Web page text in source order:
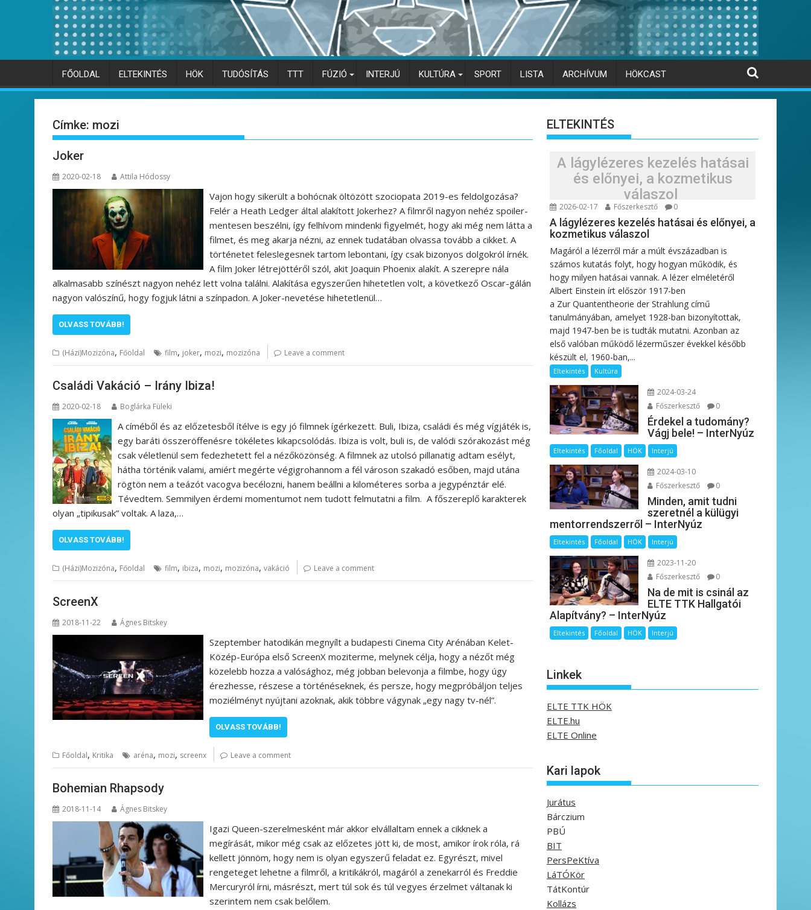
FŐOLDAL ELTEKINTÉS HÖK TUDÓSÍTÁS TTT FÚZIÓ INTERJÚ KULTÚRA SPORT LISTA ARCHÍVUM HÖKCAST
Címke: mozi
Joker
2020-02-18 Attila Hódossy
Vajon hogy sikerült a bohócnak öltözött szociopata 2019-es feldolgozása?
Felér a Heath Ledger által alakított Jokerhez? A filmről nagyon nehéz spoiler-
mentesen beszélni, így felhívom mindenki figyelmét, hogy aki még nem látta a
filmet, és meg akarja nézni, az ennek tudatában olvassa tovább a cikket. A
történetet feleslegesnek tartom lebontani, így csak bizonyos dolgokról írnék.
A film Joker létrejöttéről szól, akit Joaquin Phoenix alakít. A szerepre nála
alkalmasabb színészt nagyon nehéz lett volna találni. Alakítása egyszerűen hihetetlen volt, a következő Oscar-gálán
nagyon valószínű, hogy fogjuk látni a színpadon. A Joker-nevetése hihetetlenül…
OLVASS TOVÁBB!
(Házi)Mozizóna, Főoldal film, joker, mozi, mozizóna Leave a comment
Családi Vakáció – Irány Ibiza!
2020-02-18 Boglárka Füleki
A címéből és az előzetesből ítélve is egy jó filmnek ígérkezett. Buli, Ibiza, családi és még vígjáték is,
egy baráti összeröffenésre tökéletes kikapcsolódás. Ibiza is volt, buli is, de valódi szórakozást még
csak véletlenül sem fedezhetett fel a nézőközönség. A filmnek az utolsó pillanatig adtam esélyt,
hátha történik valami, amiért megérte végigrohannom a fél városon szakadó esőben, majd utána
rögtön nem a teázót vacogva becélozni, hanem beállni a kilométeres sorba a jegypénztár elé.
Tévedtem. Semmilyen érdemi momentumot nem tudott felmutatni a film. A főszereplő karakterek
olyan „tipikusak” voltak. A laza,…
OLVASS TOVÁBB!
(Házi)Mozizóna, Főoldal film, ibiza, mozi, mozizóna, vakáció Leave a comment
ScreenX
2018-11-22 Ágnes Bitskey
Szeptember hatodikán megnyílt a budapesti Cinema City Arénában Kelet-
Közép-Európa első ScreenX moziterme, melynek célja, hogy a nézőt még
közelebb hozza a valósághoz, még jobban belevonja a filmbe, hogy úgy
érezhesse, részese a történéseknek, és persze, hogy megpróbáljon teljes
moziélményt nyújtani azoknak, akik többre vágynak „egy nagy tv-nél”.
OLVASS TOVÁBB!
Főoldal, Kritika aréna, mozi, screenx Leave a comment
Bohemian Rhapsody
2018-11-14 Ágnes Bitskey
Igazi Queen-szerelmesként már akkor elvállaltam ennek a cikknek a
megírását, mikor még csak az előzetes jött ki, de most, amikor írok róla, rá
kellett jönnöm, hogy nem is olyan egyszerű feladat ez. Egyrészt, mivel
rengeteget lehetne a filmről, a kritikákról, magáról a zenekarról és Freddie
Mercuryról írni, másrészt, mert túl sok és túl vegyes érzelmet váltanak ki
szerintem nem csak belőlem.
ELTEKINTÉS
A lágylézeres kezelés hatásai
és előnyei, a kozmetikus
válaszol
2026-02-17 Főszerkesztő 0
A lágylézeres kezelés hatásai és előnyei, a
kozmetikus válaszol
Magáról a lézerről már a múlt évszázadban is
számos kutatás folyt, hogy hogyan működik, és
hogy milyen hatásai vannak. A lézer elméletéről
Albert Einstein írt először 1917-ben
a Zur Quantentheorie der Strahlung című
tanulmányában, amelyet 1928-ban bizonyítottak,
majd 1947-ben be is tudták mutatni. Azonban az
első valóban működő lézerműszer évekkel később
készült el, 1960-ban,...
Eltekintés Kultúra
2024-03-24
Főszerkesztő
0
Érdekel a tudomány?
Vágj bele! – InterNyúz
Eltekintés Főoldal HÖK Interjú
2024-03-10
Főszerkesztő
0
Minden, amit tudni
szeretnél a külügyi
mentorrendszerről – InterNyúz
Eltekintés Főoldal HÖK Interjú
2023-11-20
Főszerkesztő
0
Na de mit is csinál az
ELTE TTK Hallgatói
Alapítvány? – InterNyúz
Eltekintés Főoldal HÖK Interjú
Linkek
ELTE TTK HÖK
ELTE.hu
ELTE Online
Kari lapok
Jurátus
Bárczium
PBÚ
BIT
PersPeKtíva
LáTÓKör
TátKontúr
Kollázs